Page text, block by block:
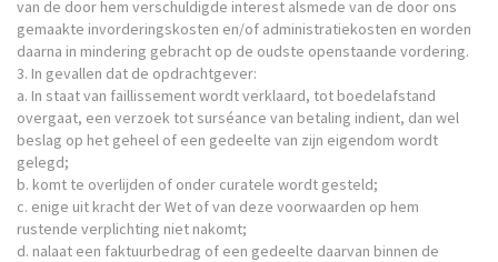
van de door hem verschuldigde interest alsmede van de door ons
gemaakte invorderingskosten en/of administratiekosten en worden
daarna in mindering gebracht op de oudste openstaande vordering.
3. In gevallen dat de opdrachtgever:
a. In staat van faillissement wordt verklaard, tot boedelafstand
overgaat, een verzoek tot surséance van betaling indient, dan wel
beslag op het geheel of een gedeelte van zijn eigendom wordt
gelegd;
b. komt te overlijden of onder curatele wordt gesteld;
c. enige uit kracht der Wet of van deze voorwaarden op hem
rustende verplichting niet nakomt;
d. nalaat een faktuurbedrag of een gedeelte daarvan binnen de